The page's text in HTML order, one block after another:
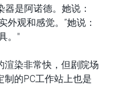
是阿诺德。她说：
外观和感觉。”她说：
。"
渲染非常快，但剧院场
的PC工作站上也是